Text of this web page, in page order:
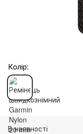
Колір:
В наявності